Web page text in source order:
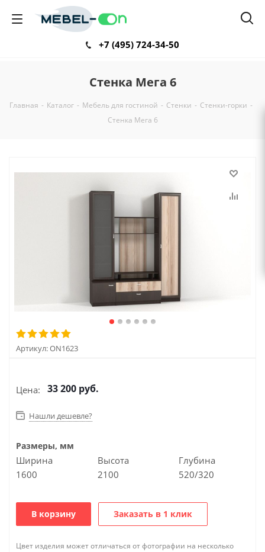
+7 (495) 724-34-50
Стенка Мега 6
Главная - Каталог - Мебель для гостиной - Стенки - Стенки-горки -
Стенка Мега 6
Артикул:ON1623
Цена: 33 200 руб.
Нашли дешевле?
Размеры, мм
Ширина
1600
Высота
2100
Глубина
520/320
В корзину Заказать в 1 клик
Цвет изделия может отличаться от фотографии на несколько